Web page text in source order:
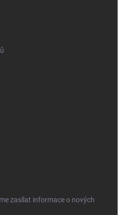
zasílat informace o nových